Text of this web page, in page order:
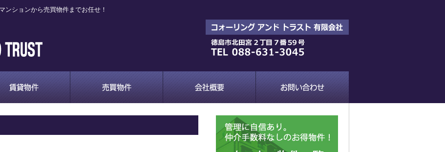
ンションから売買物件までお任せ！